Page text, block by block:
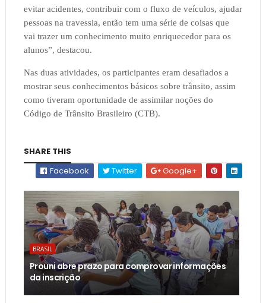
evitar acidentes, contribuir com o fluxo de veículos, ajudar
pessoas na travessia, então tem uma série de coisas que
vai trazer um conhecimento muito enriquecedor para os
alunos”, destacou.
Nas duas atividades, os participantes eram desafiados a
mostrar seus conhecimentos básicos sobre trânsito, assim
como tiveram oportunidade de assimilar noções do
Código de Trânsito Brasileiro (CTB).
SHARE THIS
Facebook
Twitter Google+
BRASIL
Prouni abre prazo para comprovar informações
da inscrição